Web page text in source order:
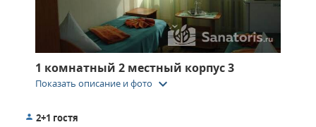
1 комнатный 2 местный корпус 3
Показать описание и фото keyboard_arrow_down
2+1 гостя